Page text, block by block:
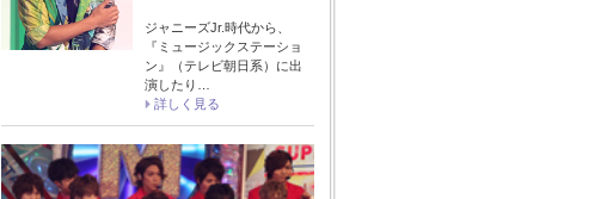
ジャニーズJr.時代から、
『ミュージックステーショ
ン』（テレビ朝日系）に出
演したり…
詳しく見る